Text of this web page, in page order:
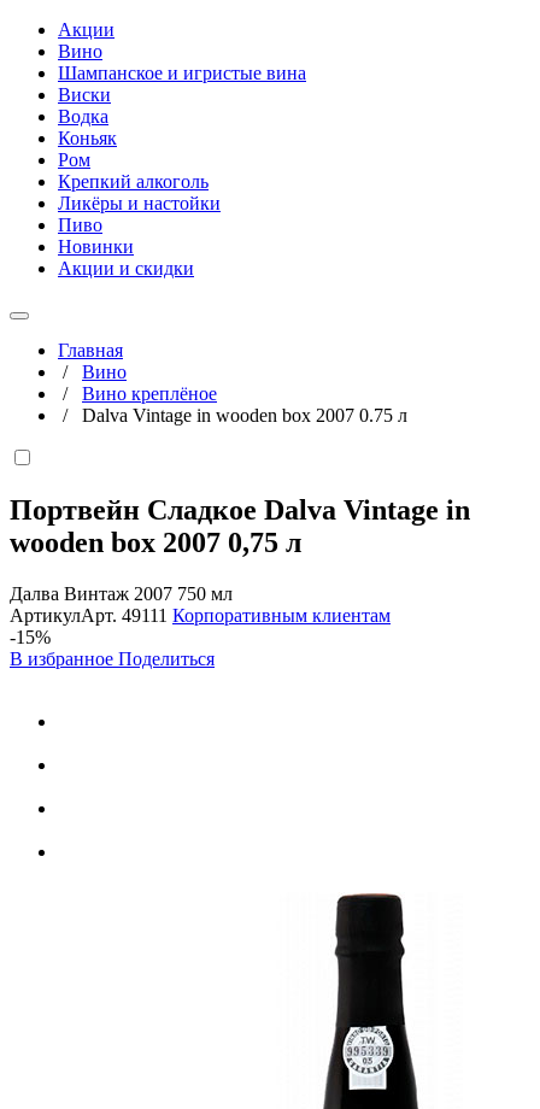
Акции
Вино
Шампанское и игристые вина
Виски
Водка
Коньяк
Ром
Крепкий алкоголь
Ликёры и настойки
Пиво
Новинки
Акции и скидки
Главная
/ Вино
/ Вино креплёное
/ Dalva Vintage in wooden box 2007 0.75 л
Портвейн Сладкое Dalva Vintage in
wooden box 2007 0,75 л
Далва Винтаж 2007 750 мл
АртикулАрт. 49111 Корпоративным клиентам
-15%
В избранное Поделиться